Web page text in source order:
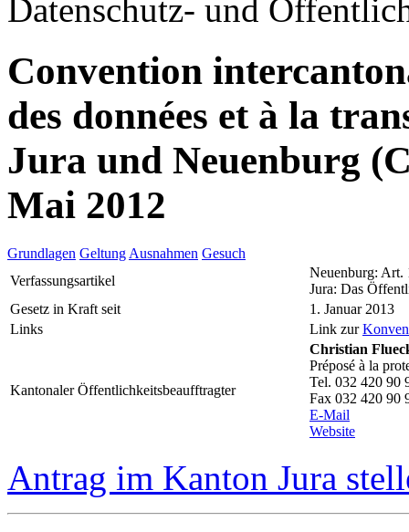
Datenschutz- und
Convention
des données et à la
Jura und Neuenburg
Mai 2012
Grundlagen Geltung Ausnahmen Gesuch
Verfassungsartikel
Neuenburg: Art.
Jura: Das
Gesetz in Kraft seit
1. Januar 2013
Links
Link zur
Kantonaler Öffentlichkeitsbeaufftragter
Christian
Préposé à la
Tel. 032 420 90
Fax 032 420 90
E-Mail
Website
Antrag im Kanton Jura